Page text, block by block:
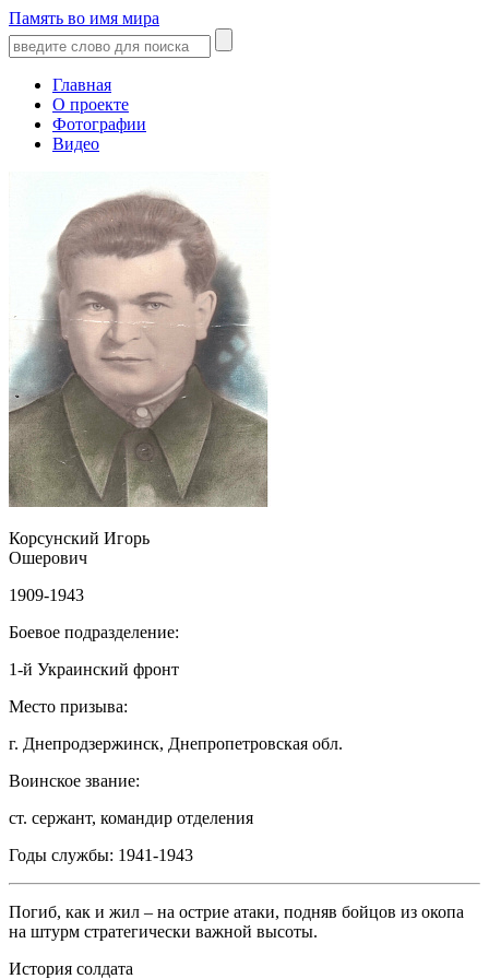
Память во имя мира
Главная
О проекте
Фотографии
Видео
Корсунский Игорь
Ошерович
1909-1943
Боевое подразделение:
1-й Украинский фронт
Место призыва:
г. Днепродзержинск, Днепропетровская обл.
Воинское звание:
ст. сержант, командир отделения
Годы службы: 1941-1943
Погиб, как и жил – на острие атаки, подняв бойцов из окопа
на штурм стратегически важной высоты.
История солдата